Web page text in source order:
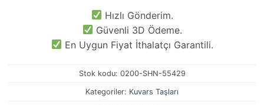
Hızlı Gönderim.
Güvenli 3D Ödeme.
En Uygun Fiyat İthalatçı Garantili.
Stok kodu: 0200-SHN-55429
Kategoriler: Kuvars Taşları